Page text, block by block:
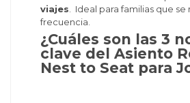
viajes . Ideal para familias que
frecuencia.
¿Cuáles son las 3
clave del Asiento
Nest to Seat para